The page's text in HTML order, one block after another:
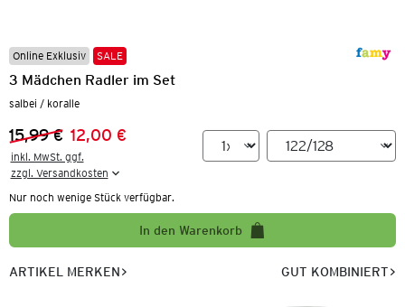
Online Exklusiv SALE
3 Mädchen Radler im Set
salbei / koralle
Vorheriger Preis:
15,99 €
Neuer Preis:
12,00 €
inkl. MwSt. ggf.
zzgl. Versandkosten
Nur noch wenige Stück verfügbar.
In den Warenkorb
ARTIKEL MERKEN GUT KOMBINIERT